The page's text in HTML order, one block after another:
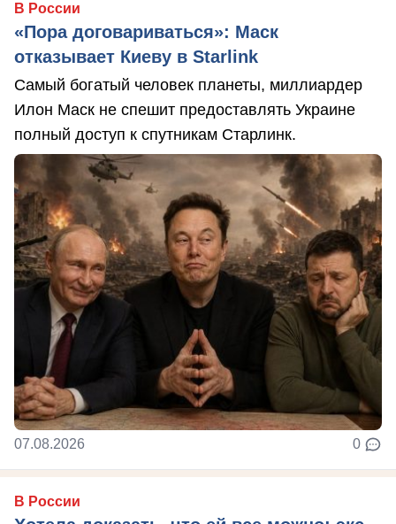
В России
«Пора договариваться»: Маск
отказывает Киеву в Starlink
Самый богатый человек планеты, миллиардер
Илон Маск не спешит предоставлять Украине
полный доступ к спутникам Старлинк.
07.08.2026 0
В России